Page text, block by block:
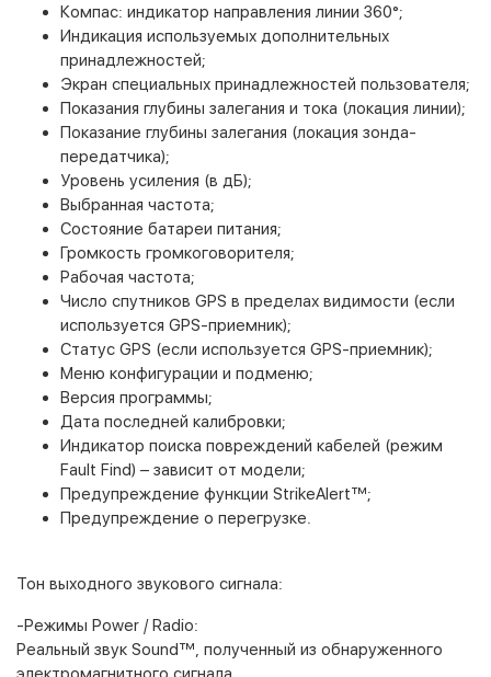
Компас: индикатор направления линии 360°;
Индикация используемых дополнительных
принадлежностей;
Экран специальных принадлежностей пользователя;
Показания глубины залегания и тока (локация линии);
Показание глубины залегания (локация зонда-
передатчика);
Уровень усиления (в дБ);
Выбранная частота;
Состояние батареи питания;
Громкость громкоговорителя;
Рабочая частота;
Число спутников GPS в пределах видимости (если
используется GPS-приемник);
Статус GPS (если используется GPS-приемник);
Меню конфигурации и подменю;
Версия программы;
Дата последней калибровки;
Индикатор поиска повреждений кабелей (режим
Fault Find) – зависит от модели;
Предупреждение функции StrikeAlert™;
Предупреждение о перегрузке.
Тон выходного звукового сигнала:
-Режимы Power / Radio:
Реальный звук Sound™, полученный из обнаруженного